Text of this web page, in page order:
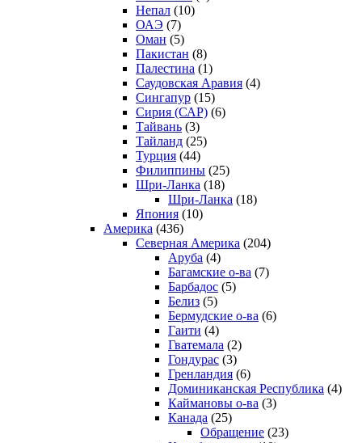
Непал (10)
ОАЭ (7)
Оман (5)
Пакистан (8)
Палестина (1)
Саудовская Аравия (4)
Сингапур (15)
Сирия (САР) (6)
Тайвань (3)
Тайланд (25)
Турция (44)
Филиппины (25)
Шри-Ланка (18)
Шри-Ланка (18)
Япония (10)
Америка (436)
Северная Америка (204)
Аруба (4)
Багамские о-ва (7)
Барбадос (5)
Белиз (5)
Бермудские о-ва (6)
Гаити (4)
Гватемала (2)
Гондурас (3)
Гренландия (6)
Доминиканская Республика (4)
Каймановы о-ва (3)
Канада (25)
Обращение (23)